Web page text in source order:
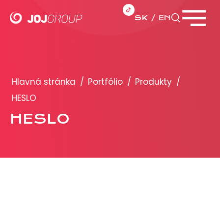
SK EN
Brandy
Produkty
PRODUKCIA
Hlavná stránka / Portfólio / Produkty /
HESLO
HESLO